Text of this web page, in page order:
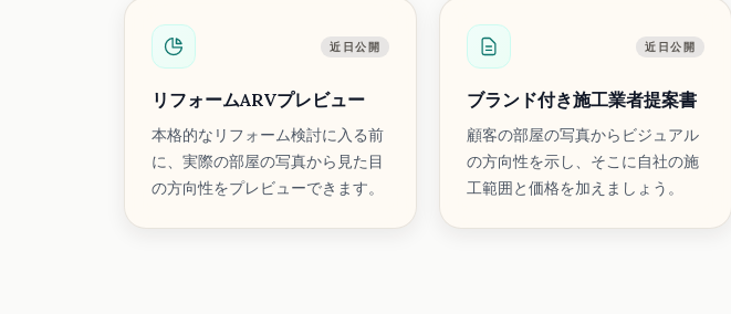
近日公開
リフォームARVプレビュー
本格的なリフォーム検討に入る前
に、実際の部屋の写真から見た目
の方向性をプレビューできます。
近日公開
ブランド付き施工業者提案書
顧客の部屋の写真からビジュアル
の方向性を示し、そこに自社の施
工範囲と価格を加えましょう。